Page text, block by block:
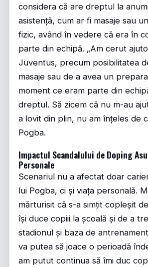
considera că are dreptul la
asistență, cum ar fi masaje sau
fizic, având în vedere că era în
parte din echipă. „Am cerut
Juventus, precum posibilitatea
masaje sau de a avea un
moment ce eram parte din
dreptul. Să zicem că nu m-au
a lovit din plin, nu am înțeles de
Pogba.
Impactul Scandalului de Doping
Personale
Scenariul nu a afectat doar
lui Pogba, ci și viața personală.
mărturisit că s-a simțit copleșit
își duce copiii la școală și de a
stadionul și baza de
va putea să joace o perioadă
am putut continua să îmi duc